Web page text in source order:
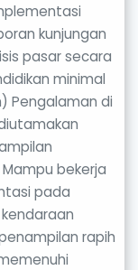
kunjungan
pasar secara
minimal
Pengalaman di
bekerja
pada
rapih